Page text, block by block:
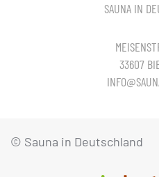
SAUNA IN
33607
© Sauna in Deutschland